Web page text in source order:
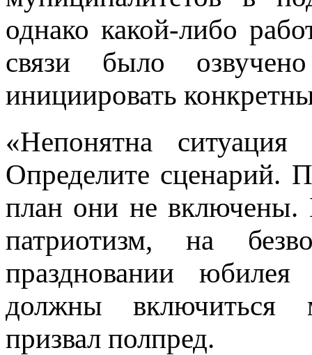
однако какой-либо
связи было
инициировать
«Непонятна
Определите сценарий.
план они не включены.
патриотизм, на
праздновании
должны включиться
призвал полпред.